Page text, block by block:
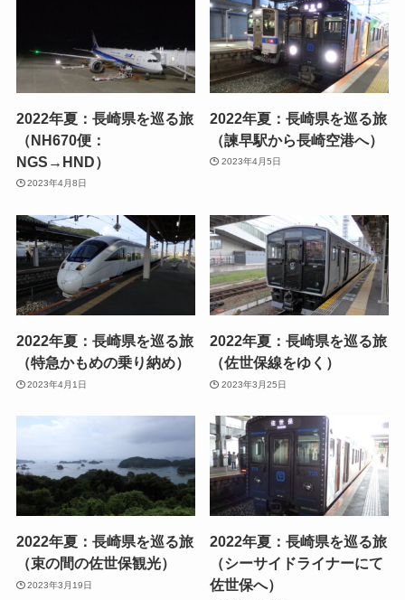
2022年夏：長崎県を巡る旅
（NH670便：
NGS→HND）
2023年4月8日
2022年夏：長崎県を巡る旅
（諫早駅から長崎空港へ）
2023年4月5日
2022年夏：長崎県を巡る旅
（特急かもめの乗り納め）
2023年4月1日
2022年夏：長崎県を巡る旅
（佐世保線をゆく）
2023年3月25日
2022年夏：長崎県を巡る旅
（束の間の佐世保観光）
2023年3月19日
2022年夏：長崎県を巡る旅
（シーサイドライナーにて
佐世保へ）